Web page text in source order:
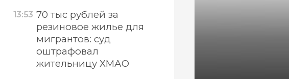
13:53 70 тыс рублей за
резиновое жилье для
мигрантов: суд
оштрафовал
жительницу ХМАО